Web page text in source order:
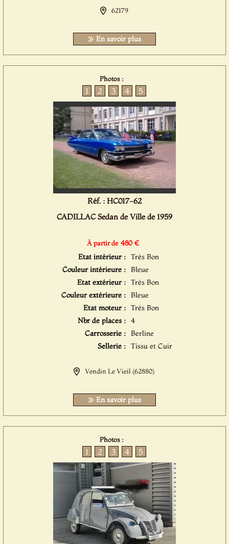
62179
En savoir plus
Photos :
1 2 3 4 5
Réf. : HC017-62
CADILLAC Sedan de Ville de 1959
À partir de 480 €
Etat intérieur : Très Bon
Couleur intérieure : Bleue
Etat extérieur : Très Bon
Couleur extérieure : Bleue
Etat moteur : Très Bon
Nbr de places : 4
Carrosserie : Berline
Sellerie : Tissu et Cuir
Vendin Le Vieil (62880)
En savoir plus
Photos :
1 2 3 4 5